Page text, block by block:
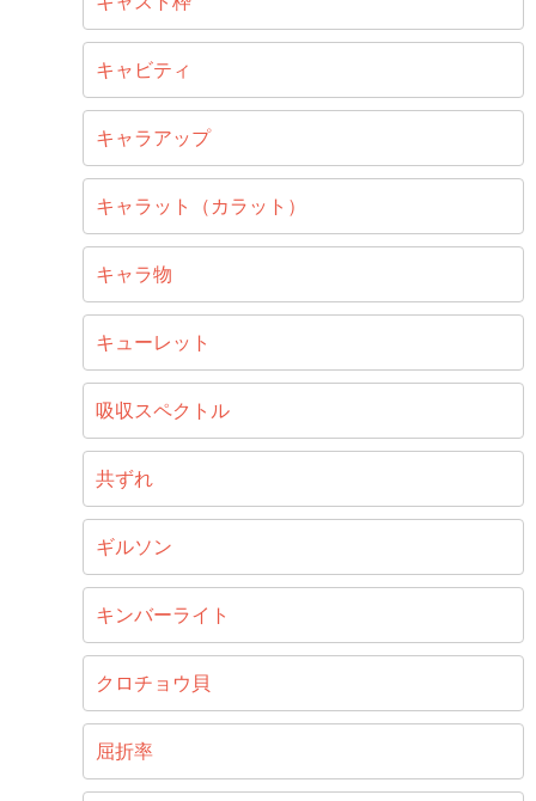
キャビティ
キャラアップ
キャラット（カラット）
キャラ物
キューレット
吸収スペクトル
共ずれ
ギルソン
キンバーライト
クロチョウ貝
屈折率